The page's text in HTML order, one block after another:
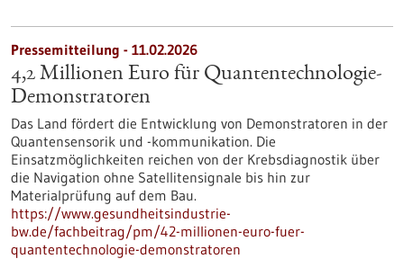
Pressemitteilung - 11.02.2026
4,2 Millionen Euro für Quantentechnologie-
Demonstratoren
Das Land fördert die Entwicklung von Demonstratoren in der
Quantensensorik und -kommunikation. Die
Einsatzmöglichkeiten reichen von der Krebsdiagnostik über
die Navigation ohne Satellitensignale bis hin zur
Materialprüfung auf dem Bau.
https://www.gesundheitsindustrie-
bw.de/fachbeitrag/pm/42-millionen-euro-fuer-
quantentechnologie-demonstratoren